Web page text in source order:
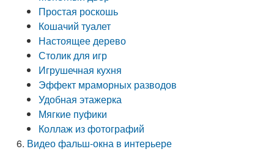
Простая роскошь
Кошачий туалет
Настоящее дерево
Столик для игр
Игрушечная кухня
Эффект мраморных разводов
Удобная этажерка
Мягкие пуфики
Коллаж из фотографий
Видео фальш-окна в интерьере